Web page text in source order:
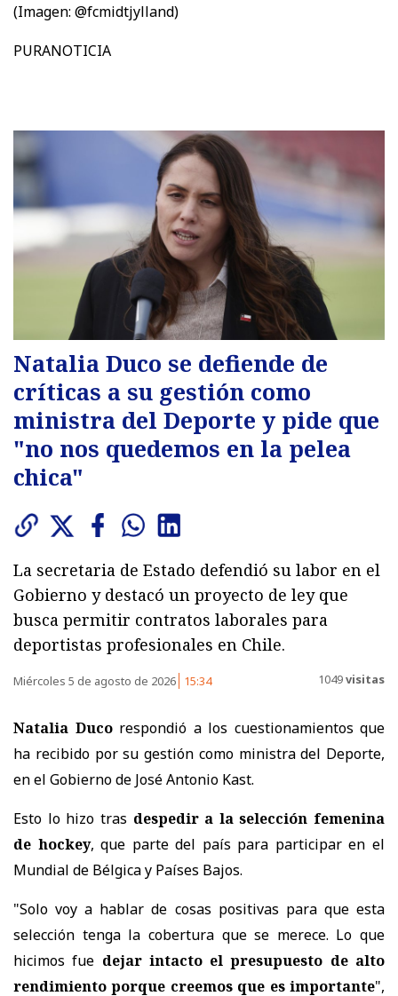
(Imagen: @fcmidtjylland)
PURANOTICIA
Natalia Duco se defiende de
críticas a su gestión como
ministra del Deporte y pide que
"no nos quedemos en la pelea
chica"
La secretaria de Estado defendió su labor en el
Gobierno y destacó un proyecto de ley que
busca permitir contratos laborales para
deportistas profesionales en Chile.
Miércoles 5 de agosto de 2026 15:34 1049visitas
Natalia Ducorespondió a los cuestionamientos que
ha recibido por su gestión como ministra del Deporte,
en el Gobierno de José Antonio Kast.
Esto lo hizo tras despedir a la selección femenina
de hockey, que parte del país para participar en el
Mundial de Bélgica y Países Bajos.
"Solo voy a hablar de cosas positivas para que esta
selección tenga la cobertura que se merece. Lo que
hicimos fue dejar intacto el presupuesto de alto
rendimiento porque creemos que es importante",